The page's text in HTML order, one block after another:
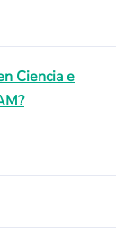
Ciencia e